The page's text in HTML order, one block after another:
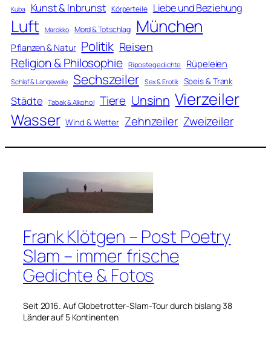
Kuba Kunst & Inbrunst Körperteile Liebe und Beziehung
Luft Marokko Mord & Totschlag München
Pflanzen & Natur Politik Reisen
Religion & Philosophie Ripostegedichte Rüpeleien
Schlaf & Langeweile Sechszeiler Sex & Erotik Speis & Trank
Städte Tabak & Alkohol Tiere Unsinn Vierzeiler
Wasser Wind & Wetter Zehnzeiler Zweizeiler
Frank Klötgen – Post Poetry
Slam – immer frische
Gedichte & Fotos
Seit 2016. Auf Globetrotter-Slam-Tour durch bislang 38
Länder auf 5 Kontinenten